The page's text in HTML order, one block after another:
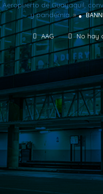
Aeropuerto de Guayaquil,
y pandemia.»
AAG No hay